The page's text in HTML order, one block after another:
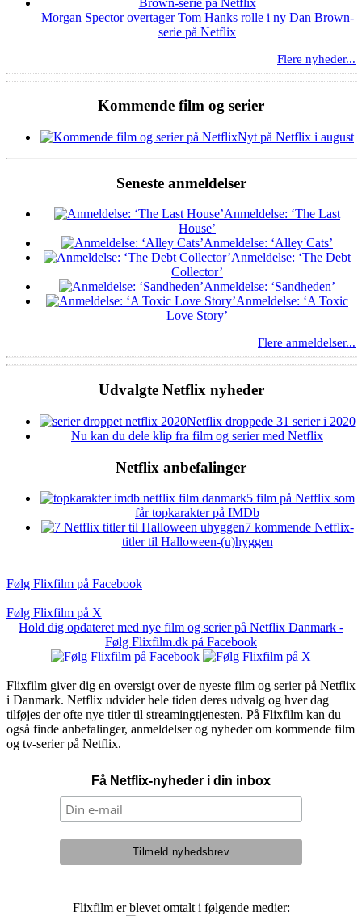
Morgan Spector overtager Tom Hanks rolle i ny Dan Brown-
serie på Netflix
Flere nyheder...
Kommende film og serier
Nyt på Netflix i august
Seneste anmeldelser
Anmeldelse: ‘The Last
House’
Anmeldelse: ‘Alley Cats’
Anmeldelse: ‘The Debt
Collector’
Anmeldelse: ‘Sandheden’
Anmeldelse: ‘A Toxic
Love Story’
Flere anmeldelser...
Udvalgte Netflix nyheder
Netflix droppede 31 serier i 2020
Nu kan du dele klip fra film og serier med Netflix
Netflix anbefalinger
5 film på Netflix som
får topkarakter på IMDb
7 kommende Netflix-
titler til Halloween-(u)hyggen
Følg Flixfilm på Facebook
Følg Flixfilm på X
Hold dig opdateret med nye film og serier på Netflix Danmark -
Følg Flixfilm.dk på Facebook
Flixfilm giver dig en oversigt over de nyeste film og serier på Netflix
i Danmark. Netflix udvider hele tiden deres udvalg og hver dag
tilføjes der ofte nye titler til streamingtjenesten. På Flixfilm kan du
også finde anbefalinger, anmeldelser og nyheder om kommende film
og tv-serier på Netflix.
Få Netflix-nyheder i din inbox
Flixfilm er blevet omtalt i følgende medier: